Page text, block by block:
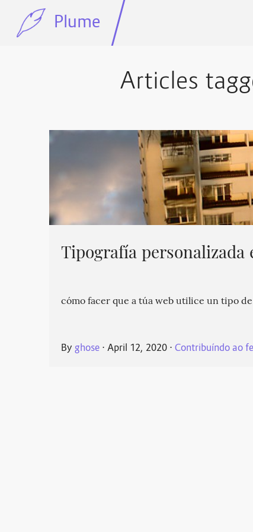
Plume
Articles
Tipografía personalizada
cómo facer que a túa web utilice un tipo
Byghose ⋅April 12, 2020 ⋅Contribuíndo ao